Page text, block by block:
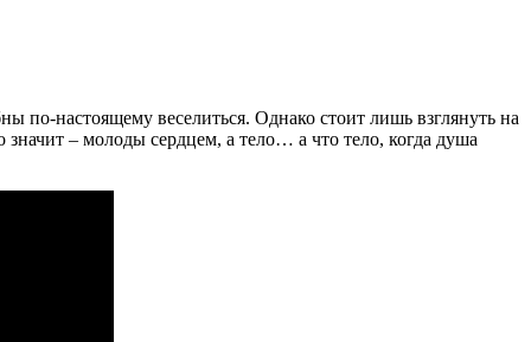
по-настоящему веселиться. Однако стоит лишь взглянуть на
– молоды сердцем, а тело… а что тело, когда душа